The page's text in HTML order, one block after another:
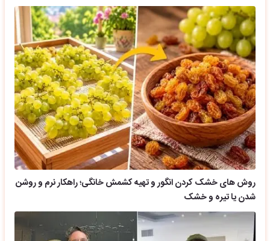
روش های خشک کردن انگور و تهیه کشمش خانگی؛ راهکار نرم و روشن
شدن یا تیره و خشک